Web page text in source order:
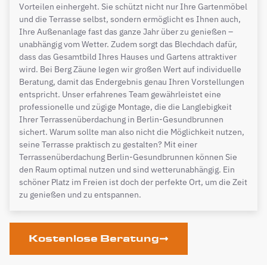
Vorteilen einhergeht. Sie schützt nicht nur Ihre Gartenmöbel
und die Terrasse selbst, sondern ermöglicht es Ihnen auch,
Ihre Außenanlage fast das ganze Jahr über zu genießen –
unabhängig vom Wetter. Zudem sorgt das Blechdach dafür,
dass das Gesamtbild Ihres Hauses und Gartens attraktiver
wird. Bei Berg Zäune legen wir großen Wert auf individuelle
Beratung, damit das Endergebnis genau Ihren Vorstellungen
entspricht. Unser erfahrenes Team gewährleistet eine
professionelle und zügige Montage, die die Langlebigkeit
Ihrer Terrassenüberdachung in Berlin-Gesundbrunnen
sichert. Warum sollte man also nicht die Möglichkeit nutzen,
seine Terrasse praktisch zu gestalten? Mit einer
Terrassenüberdachung Berlin-Gesundbrunnen können Sie
den Raum optimal nutzen und sind wetterunabhängig. Ein
schöner Platz im Freien ist doch der perfekte Ort, um die Zeit
zu genießen und zu entspannen.
Kostenlose Beratung